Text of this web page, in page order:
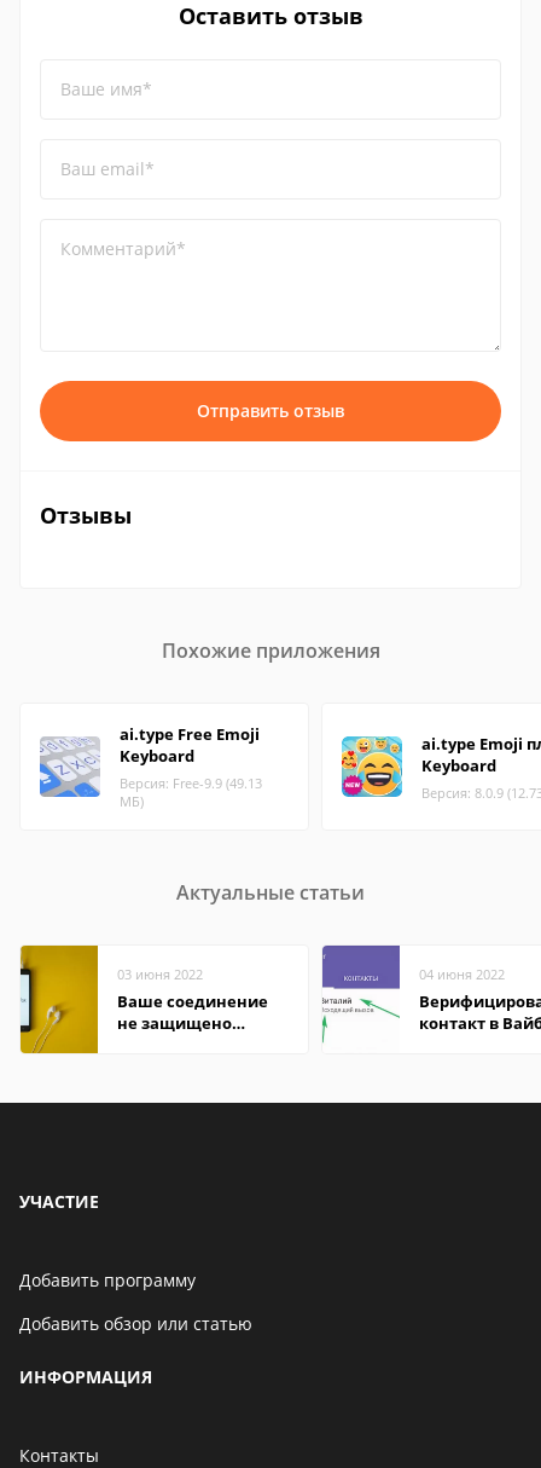
Оставить отзыв
Ваше имя*
Ваш email*
Комментарий*
Отправить отзыв
Отзывы
Похожие приложения
ai.type Free Emoji
Keyboard
Версия: Free-9.9 (49.13
МБ)
ai.type Emoji
Keyboard
Версия: 8.0.9
Актуальные статьи
03 июня 2022
Ваше соединение
не защищено
04 июня 2022
контакт в
УЧАСТИЕ
Добавить программу
Добавить обзор или статью
ИНФОРМАЦИЯ
Контакты